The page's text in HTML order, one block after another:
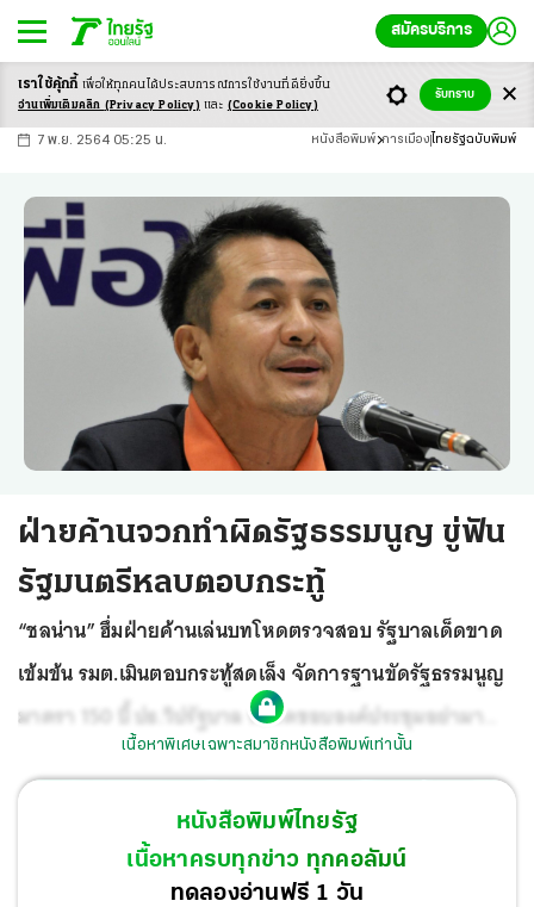
สมัครบริการ
-ก ก ก+
7 พ.ย. 2564 05:25 น. หนังสือพิมพ์ การเมือง ไทยรัฐฉบับพิมพ์
ฝ่ายค้านจวกทำผิดรัฐธรรมนูญ ขู่ฟัน
รัฐมนตรีหลบตอบกระทู้
“ชลน่าน” ฮึ่มฝ่ายค้านเล่นบทโหดตรวจสอบ รัฐบาลเด็ดขาด
เข้มข้น รมต.เมินตอบกระทู้สดเล็ง จัดการฐานขัดรัฐธรรมนูญ
มาตรา 150 บี้ ปธ.วิปรัฐบาล รับผิดชอบองค์ประชุมอย่ามา
อ้างอายุขัย “สมคิด” แซะพรรคร่วมฯเปิดตัวแคนดิเดตนา
ยกฯไม่ไว้หน้า “ประยุทธ์” ด้าน “อนุสรณ์” เย้ย ไม่น่าเชื่อถือโพ
ลปั่นคนกรุงเชียร์ “จุรินทร์” นั่งนายกฯขนาด “ธีรภัทร์” รับไม่
ได้ต้องไขก๊อก “กิตติรัตน์- ธีรรัตน์” บลัฟแหลกถ้า “ปู” ยังเป็น
เนื้อหาพิเศษเฉพาะสมาชิกหนังสือพิมพ์เท่านั้น
หนังสือพิมพ์ไทยรัฐ
เนื้อหาครบทุกข่าว ทุกคอลัมน์
ทดลองอ่านฟรี 1 วัน
เราใช้คุ้กกี้ เพื่อให้ทุกคนได้ประสบการณ์การใช้งานที่ดียิ่งขึ้น
อ่านเพิ่มเติมคลิก (Privacy Policy) และ (Cookie Policy)
รับทราบ